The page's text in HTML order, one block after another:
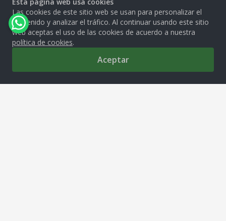
Las cookies de este sitio web se usan para personalizar el
contenido y analizar el tráfico. Al continuar usando este sitio
web aceptas el uso de las cookies de acuerdo a nuestra
política de cookies.
Aceptar